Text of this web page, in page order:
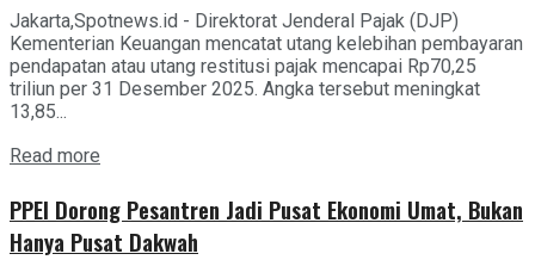
Jakarta,Spotnews.id - Direktorat Jenderal Pajak (DJP)
Kementerian Keuangan mencatat utang kelebihan pembayaran
pendapatan atau utang restitusi pajak mencapai Rp70,25
triliun per 31 Desember 2025. Angka tersebut meningkat
13,85...
Read more
PPEI Dorong Pesantren Jadi Pusat Ekonomi Umat, Bukan
Hanya Pusat Dakwah